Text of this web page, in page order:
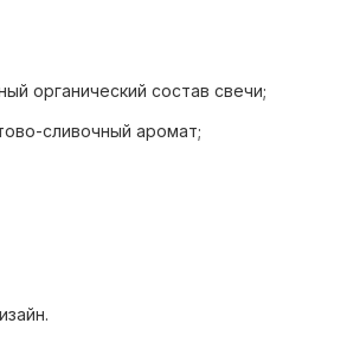
органический состав свечи;
сливочный аромат;
животного происхождения в
срок годности;